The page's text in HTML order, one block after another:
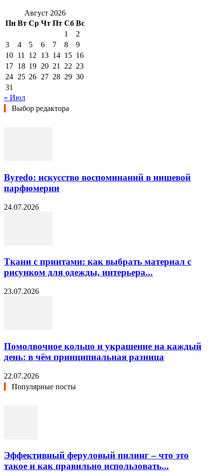
Август 2026
Пн Вт Ср Чт Пт Сб Вс
1
2
3
4 5 6 7 8
9
10 11 12 13 14 15 16
17 18 19 20 21 22 23
24 25 26 27 28 29 30
31
« Июл
Выбор редактора
Byredo: искусство воспоминаний в нишевой
парфюмерии
24.07.2026
Ткани с принтами: как выбрать материал с
рисунком для одежды, интерьера...
23.07.2026
Помолвочное кольцо и украшение на каждый
день: в чём принципиальная разница
22.07.2026
Популярные посты
Эффективный феруловый пилинг – что это
такое и как правильно использовать...